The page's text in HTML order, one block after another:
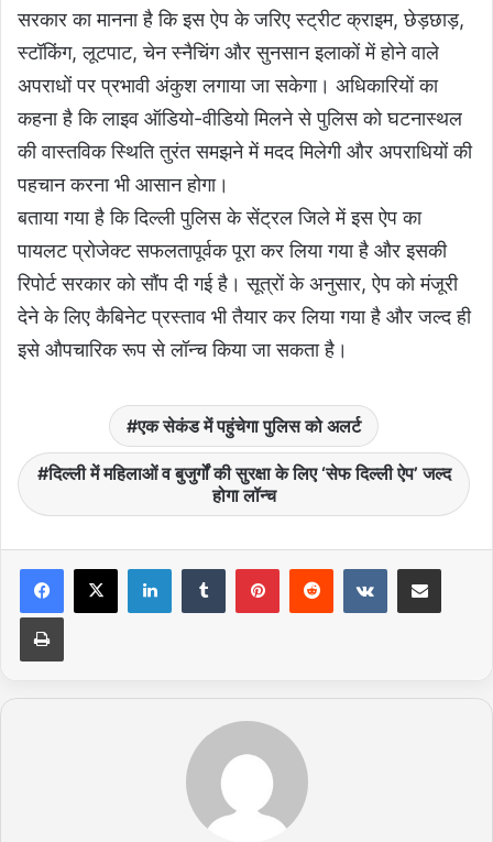
सरकार का मानना है कि इस ऐप के जरिए स्ट्रीट क्राइम, छेड़छाड़,
स्टॉकिंग, लूटपाट, चेन स्नैचिंग और सुनसान इलाकों में होने वाले
अपराधों पर प्रभावी अंकुश लगाया जा सकेगा। अधिकारियों का
कहना है कि लाइव ऑडियो-वीडियो मिलने से पुलिस को घटनास्थल
की वास्तविक स्थिति तुरंत समझने में मदद मिलेगी और अपराधियों की
पहचान करना भी आसान होगा।
बताया गया है कि दिल्ली पुलिस के सेंट्रल जिले में इस ऐप का
पायलट प्रोजेक्ट सफलतापूर्वक पूरा कर लिया गया है और इसकी
रिपोर्ट सरकार को सौंप दी गई है। सूत्रों के अनुसार, ऐप को मंजूरी
देने के लिए कैबिनेट प्रस्ताव भी तैयार कर लिया गया है और जल्द ही
इसे औपचारिक रूप से लॉन्च किया जा सकता है।
एक सेकंड में पहुंचेगा पुलिस को अलर्ट
दिल्ली में महिलाओं व बुजुर्गों की सुरक्षा के लिए ‘सेफ दिल्ली ऐप’ जल्द
होगा लॉन्च